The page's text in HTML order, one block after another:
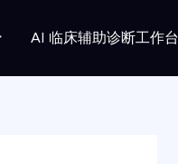
AI 临床辅助诊断工作台